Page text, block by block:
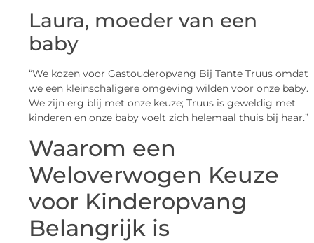
Laura, moeder van een
baby
“We kozen voor Gastouderopvang Bij Tante Truus omdat
we een kleinschaligere omgeving wilden voor onze baby.
We zijn erg blij met onze keuze; Truus is geweldig met
kinderen en onze baby voelt zich helemaal thuis bij haar.”
Waarom een
Weloverwogen Keuze
voor Kinderopvang
Belangrijk is